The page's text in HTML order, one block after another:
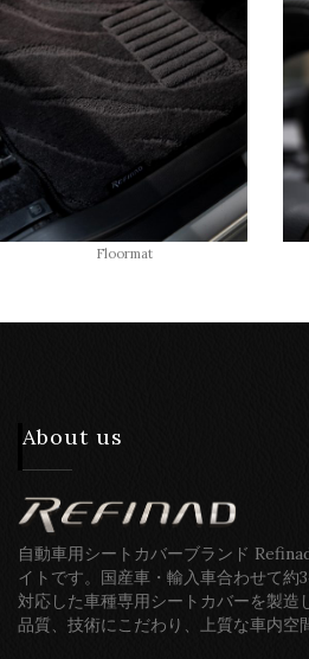
Floormat
About us
自動車用シートカバーブランド
イトです。国産車・輸入車合わせて約
対応した車種専用シートカバーを製造
品質、技術にこだわり、上質な車内空